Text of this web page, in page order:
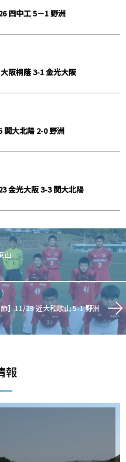
四中工 5－1 野洲
大阪桐蔭 3-1 金光大阪
関大北陽 2-0 野洲
金光大阪 3-3 関大北陽
山
】11/29 近大和歌山 5-1 野洲
報